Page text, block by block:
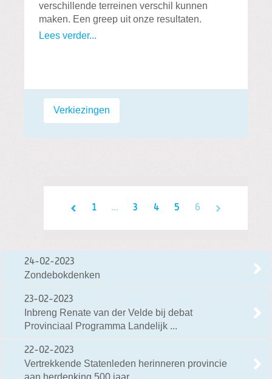
verschillende terreinen verschil kunnen
maken. Een greep uit onze resultaten.
Lees verder...
Labels:
Verkiezingen
1 ... 3 4 5 6
24-02-2023
Zondebokdenken
23-02-2023
Inbreng Renate van der Velde bij debat
Provinciaal Programma Landelijk ...
22-02-2023
Vertrekkende Statenleden herinneren provincie